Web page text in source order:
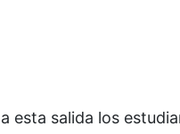
esta salida los